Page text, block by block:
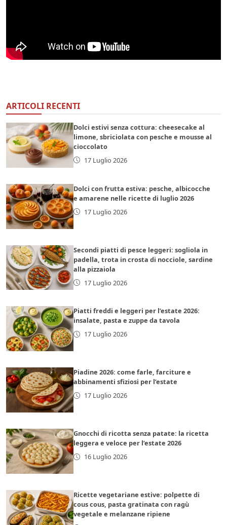
ARTICOLI RECENTI
Dolci estivi senza cottura: cheesecake al
limone, sbriciolata con pesche e mousse al
cioccolato
17 Luglio 2026
Dolci con frutta estiva: pesche, albicocche
e amarene nelle ricette di luglio 2026
17 Luglio 2026
Secondi piatti di pesce leggeri: sogliola in
padella, trota in crosta di nocciole, sardine
alla pizzaiola
17 Luglio 2026
Piatti freddi e leggeri per l’estate 2026:
insalate, pasta e zuppe da tavola
17 Luglio 2026
Piadine 2026: come farle, farciture e
abbinamenti sfiziosi per l’estate
17 Luglio 2026
Gnocchi di ricotta senza patate: la ricetta
leggera e veloce per l’estate 2026
16 Luglio 2026
Ricette vegetariane estive: polpette di
cous cous, pasta gratinata con ragù
vegetale e melanzane ripiene